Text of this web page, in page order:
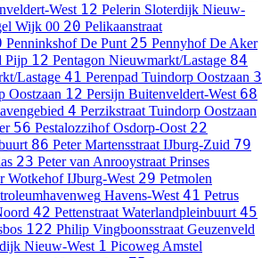
West 12 Pelerin Sloterdijk Nieuw-
Wijk 00 20 Pelikaanstraat
Penninkshof De Punt 25 Pennyhof De Aker
Pijp 12 Pentagon Nieuwmarkt/Lastage 84
Lastage 41 Perenpad Tuindorp Oostzaan 3
Oostzaan 12 Persijn Buitenveldert-West 68
4 Perzikstraat Tuindorp Oostzaan
56 Pestalozzihof Osdorp-Oost 22
86 Peter Martensstraat IJburg-Zuid 79
23 Peter van Anrooystraat Prinses
Wotkehof IJburg-West 29 Petmolen
Havens-West 41 Petrus
42 Pettenstraat Waterlandpleinbuurt 45
122 Philip Vingboonsstraat Geuzenveld
Nieuw-West 1 PicowegAmstel